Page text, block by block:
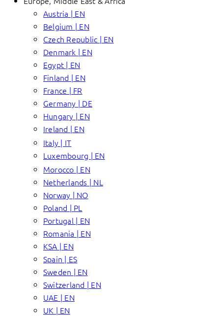
Austria | EN
Belgium | EN
Czech Republic | EN
Denmark | EN
Egypt | EN
Finland | EN
France | FR
Germany | DE
Hungary | EN
Ireland | EN
Italy | IT
Luxembourg | EN
Morocco | EN
Netherlands | NL
Norway | NO
Poland | PL
Portugal | EN
Romania | EN
KSA | EN
Spain | ES
Sweden | EN
Switzerland | EN
UAE | EN
UK | EN